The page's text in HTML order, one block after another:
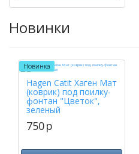
Новинки
Новинка
Hagen Catit Хаген Мат
(коврик) под поилку-
фонтан "Цветок",
зеленый
750p